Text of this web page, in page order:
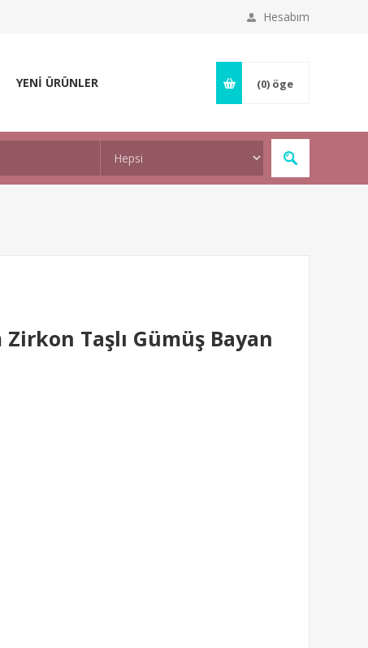
Hesabım
YENİ ÜRÜNLER (0) öge
Taşlı Gümüş Bayan